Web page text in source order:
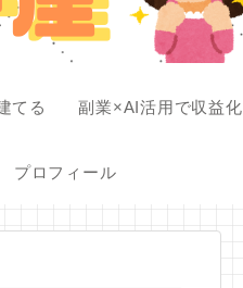
てる 副業×AI活用で収益化
プロフィール